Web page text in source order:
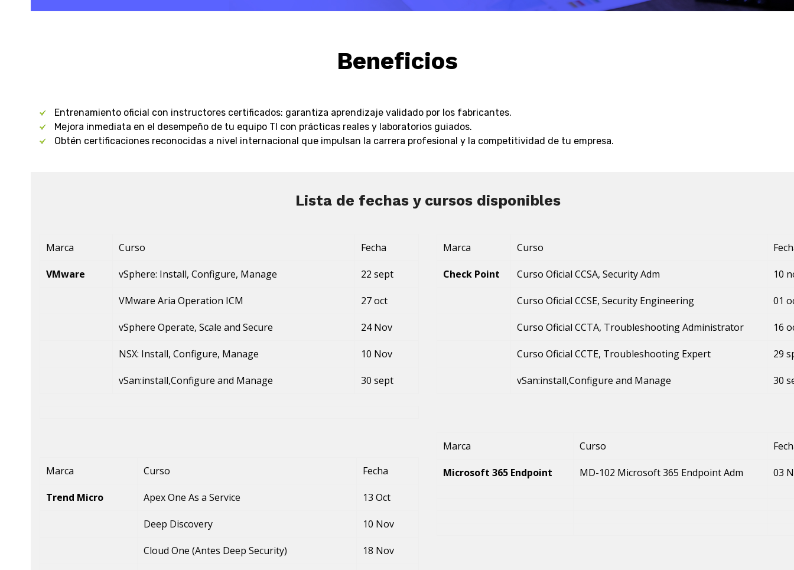
Beneficios
Entrenamiento oficial con instructores certificados: garantiza aprendizaje validado por los fabricantes.
Mejora inmediata en el desempeño de tu equipo TI con prácticas reales y laboratorios guiados.
Obtén certificaciones reconocidas a nivel internacional que impulsan la carrera profesional y la competitividad de tu empresa.
Lista de fechas y cursos disponibles
Marca Curso Fecha
VMware vSphere: Install, Configure, Manage 22 sept
VMware Aria Operation ICM 27 oct
vSphere Operate, Scale and Secure 24 Nov
NSX: Install, Configure, Manage 10 Nov
vSan:install,Configure and Manage 30 sept
Marca Curso Fecha
Trend Micro Apex One As a Service 13 Oct
Deep Discovery 10 Nov
Cloud One (Antes Deep Security) 18 Nov
Marca Curso
Check Point Curso Oficial CCSA, Security Adm 10
Curso Oficial CCSE, Security Engineering 01
Curso Oficial CCTA, Troubleshooting Administrator 16
Curso Oficial CCTE, Troubleshooting Expert 29
vSan:install,Configure and Manage 30
Marca Curso
Microsoft 365 Endpoint MD-102 Microsoft 365 Endpoint Adm 03